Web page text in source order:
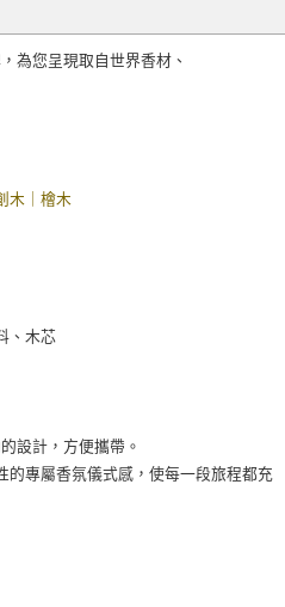
為您呈現取自世界香材、
木｜檜木
、木芯
設計，方便攜帶。
的專屬香氛儀式感，使每一段旅程都充